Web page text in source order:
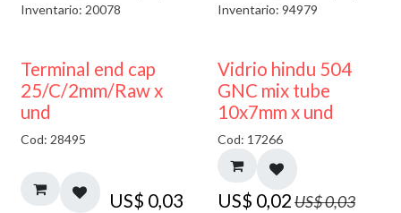
Inventario: 20078 Inventario: 94979
Terminal end cap
25/C/2mm/Raw x
und
Cod: 28495
US$ 0,03
40% DESCUENTO
Vidrio hindu 504
GNC mix tube
10x7mm x und
Cod: 17266
US$ 0,02US$0,03